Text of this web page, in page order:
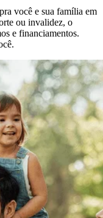
você e sua família em
ou invalidez, o
e financiamentos.